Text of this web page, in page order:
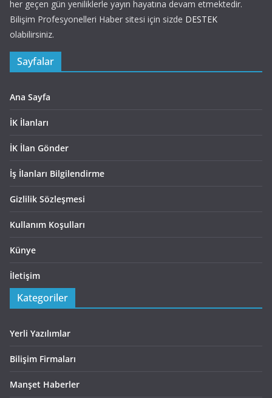
her geçen gün yeniliklerle yayın hayatına devam etmektedir.
Bilişim Profesyonelleri Haber sitesi için sizde DESTEK
olabilirsiniz.
Sayfalar
Ana Sayfa
İK İlanları
İK İlan Gönder
İş İlanları Bilgilendirme
Gizlilik Sözleşmesi
Kullanım Koşulları
Künye
İletişim
Kategoriler
Yerli Yazılımlar
Bilişim Firmaları
Manşet Haberler